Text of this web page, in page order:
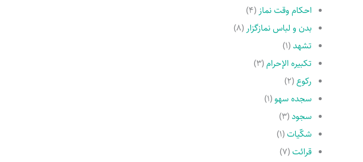
احکام وقت نماز (۴)
بدن و لباس نمازگزار (۸)
تشهد(۱)
تکبیره الإحرام(۳)
رکوع(۲)
سجده سهو(۱)
سجود(۳)
شکّیات(۱)
قرائت(۷)